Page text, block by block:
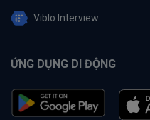
Viblo Interview
ỨNG DỤNG DI ĐỘNG